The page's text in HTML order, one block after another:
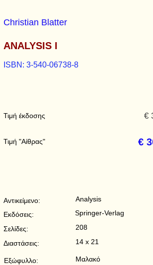
Christian Blatter
ANALYSIS I
ISBN: 3-540-06738-8
Τιμή έκδοσης
Τιμή "Αίθρας"
€
€
Αντικείμενο:
Εκδόσεις:
Σελίδες:
Διαστάσεις:
Εξώφυλλο:
Analysis
Springer-Verlag
208
14 x 21
Μαλακό